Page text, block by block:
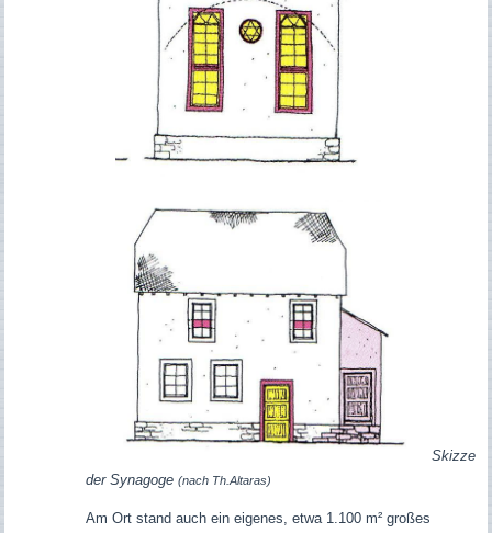
Skizze
der Synagoge (nach Th.Altaras)
Am Ort stand auch ein eigenes, etwa 1.100 m² großes